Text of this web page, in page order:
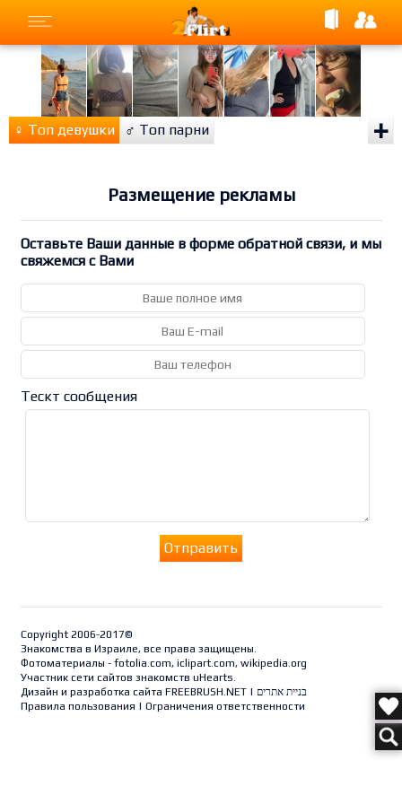
♀Топ девушки ♂ Топ парни +
Размещение рекламы
Оставьте Ваши данные в форме обратной связи, и мы
свяжемся с Вами
Тескт сообщения
Отправить
Copyright 2006-2017©
Знакомства в Израиле, все права защищены.
Фотоматериалы - fotolia.com, iclipart.com, wikipedia.org
Участник сети сайтов знакомств uHearts.
Дизайн и разработка сайта FREEBRUSH.NET| בניית אתרים
Правила пользования | Ограничения ответственности